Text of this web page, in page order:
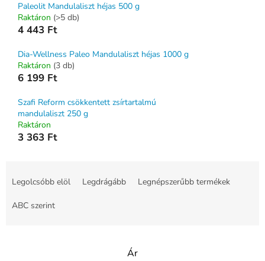
Paleolit Mandulaliszt héjas 500 g
Raktáron (>5 db)
4 443 Ft
Dia-Wellness Paleo Mandulaliszt héjas 1000 g
Raktáron (3 db)
6 199 Ft
Szafi Reform csökkentett zsírtartalmú
mandulaliszt 250 g
Raktáron
3 363 Ft
m
Legolcsóbb elöl Legdrágább Legnépszerűbb termékek
ABC szerint
Ár